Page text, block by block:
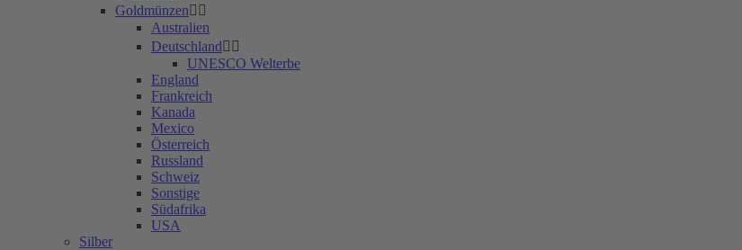
Goldmünzen 
Australien
Deutschland 
UN­ES­CO Welt­er­be
England
Frankreich
Kanada
Mexico
Österreich
Russland
Schweiz
Sonstige
Südafrika
USA
Silber